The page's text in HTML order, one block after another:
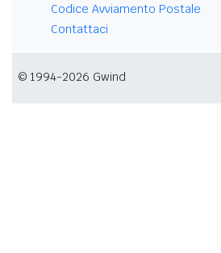
Codice Avviamento Postale
Contattaci
© 1994-2026 Gwind